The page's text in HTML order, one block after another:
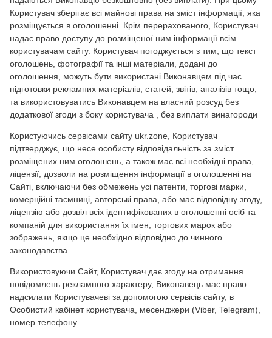
Користувач зберігає всі майнові права на зміст інформації, яка
розміщується в оголошенні. Крім перерахованого, Користувач
надає право доступу до розміщеної ним інформації всім
користувачам сайту. Користувач погоджується з тим, що текст
оголошень, фотографії та інші матеріали, додані до
оголошення, можуть бути використані Виконавцем під час
підготовки рекламних матеріалів, статей, звітів, аналізів тощо,
та використовуватись Виконавцем на власний розсуд без
додаткової згоди з боку користувача , без виплати винагороди
Користуючись сервісами сайту ukr.zone, Користувач
підтверджує, що несе особисту відповідальність за зміст
розміщених ним оголошень, а також має всі необхідні права,
ліцензії, дозволи на розміщення інформації в оголошенні на
Сайті, включаючи без обмежень усі патенти, торгові марки,
комерційні таємниці, авторські права, або має відповідну згоду,
ліцензію або дозвіл всіх ідентифікованих в оголошенні осіб та
компаній для використання їх імен, торгових марок або
зображень, якщо це необхідно відповідно до чинного
законодавства.
Використовуючи Сайт, Користувач дає згоду на отримання
повідомлень рекламного характеру, Виконавець має право
надсилати Користувачеві за допомогою сервісів сайту, в
Особистий кабінет користувача, месенджери (Viber, Telegram),
номер телефону.